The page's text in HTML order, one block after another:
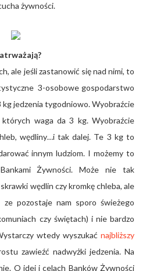
żywności.
ale jeśli zastanowić się nad nimi, to
3-osobowe gospodarstwo
kg jedzenia tygodniowo. Wyobraźcie
waga da 3 kg. Wyobraźcie
wędliny…i tak dalej. Te 3 kg to
innym ludziom. I możemy to
Żywności. Może nie tak
wędlin czy kromkę chleba, ale
ze pozostaje nam sporo świeżego
czy świętach) i nie bardzo
wtedy wyszukać najbliższy
zawieźć nadwyżki jedzenia. Na
O idei i celach Banków Żywności